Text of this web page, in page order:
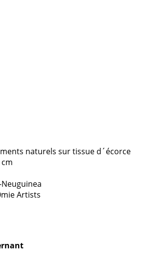
naturels sur tissue d´écorce
Artists